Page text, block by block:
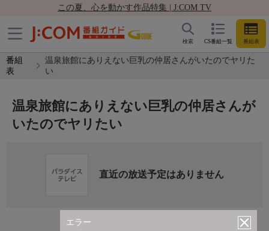
この夏、心を動かす作品特集 | J:COM TV
CS番組一覧 番組表
検索
番組
表
温泉旅館にありえない巨乳の仲居さんがいたのでヤリた
い
エラー
温泉旅館にありえない巨乳の仲居さんが
いたのでヤリたい
直近の放送予定はありません